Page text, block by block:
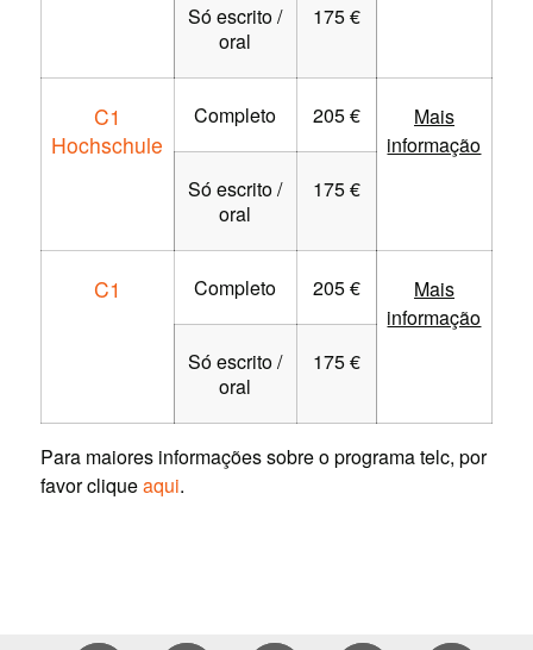
Só escrito /
oral
175 €
C1
Hochschule
Completo 205 €
Mais
informação
Só escrito /
oral
175 €
C1 Completo 205 €
Mais
informação
Só escrito /
oral
175 €
Para maiores informações sobre o programa telc, por
favor cliqueaqui.